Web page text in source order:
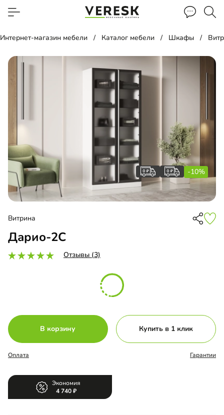
Интернет-магазин мебели Каталог мебели Шкафы
-10%
Витрина
Дарио-2С
Отзывы (3)
В корзину Купить в 1 клик
Оплата Гарантии
Экономия
4 740